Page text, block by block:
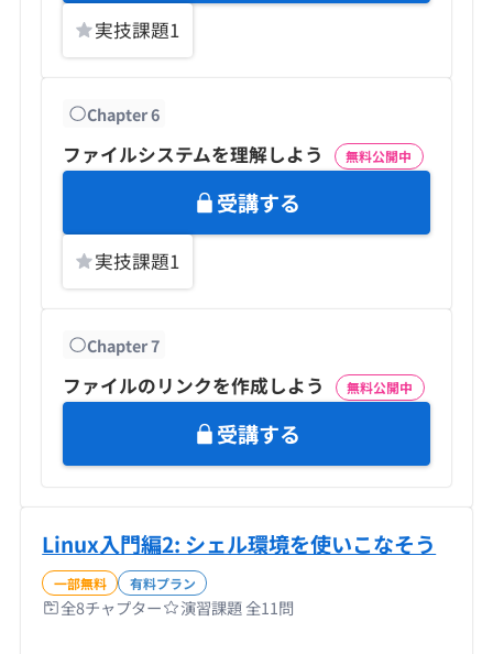
実技課題1
Chapter6
ファイルシステムを理解しよう 無料公開中
受講する
実技課題1
Chapter7
ファイルのリンクを作成しよう 無料公開中
受講する
Linux入門編2: シェル環境を使いこなそう
全8チャプター 演習課題 全11問
一部無料 有料プラン